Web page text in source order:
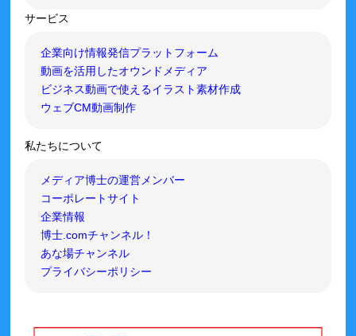
サービス
企業向け情報発信プラットフォーム
動画を活用したオウンドメディア
ビジネス動画で使えるイラスト素材作成
ウェブCM動画制作
私たちについて
メディア博士の運営メンバー
コーポレートサイト
企業情報
博士.comチャンネル！
あな場チャンネル
プライバシーポリシー